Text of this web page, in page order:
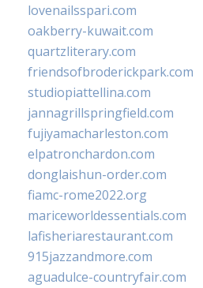
lovenailsspari.com
oakberry-kuwait.com
quartzliterary.com
friendsofbroderickpark.com
studiopiattellina.com
jannagrillspringfield.com
fujiyamacharleston.com
elpatronchardon.com
donglaishun-order.com
fiamc-rome2022.org
mariceworldessentials.com
lafisheriarestaurant.com
915jazzandmore.com
aguadulce-countryfair.com